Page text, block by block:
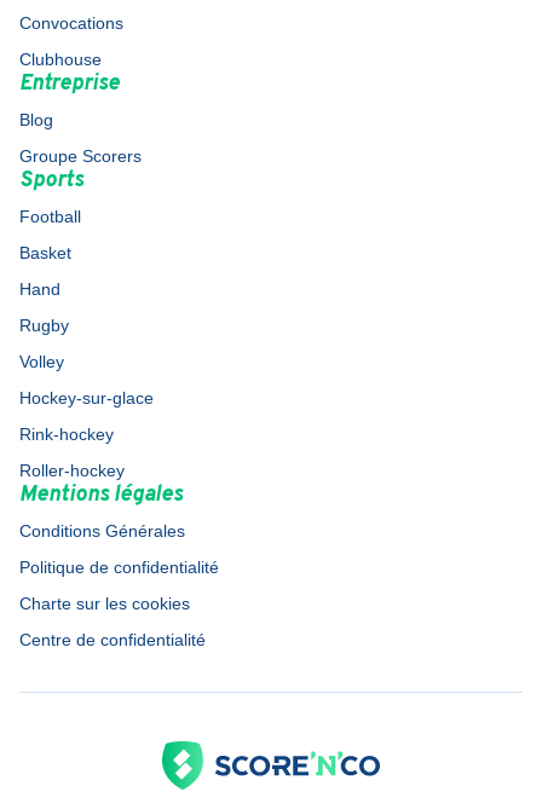
Convocations
Clubhouse
Entreprise
Blog
Groupe Scorers
Sports
Football
Basket
Hand
Rugby
Volley
Hockey-sur-glace
Rink-hockey
Roller-hockey
Mentions légales
Conditions Générales
Politique de confidentialité
Charte sur les cookies
Centre de confidentialité